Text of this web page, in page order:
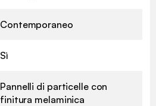
Contemporaneo
Sì
Pannelli di particelle con
finitura melaminica